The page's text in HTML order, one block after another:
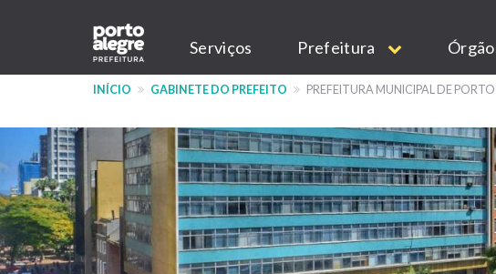
conteúdo
Main
navigation
Serviços Prefeitura
INÍCIO GABINETE DO PREFEITO PREFEITURA MUNICIPAL DE